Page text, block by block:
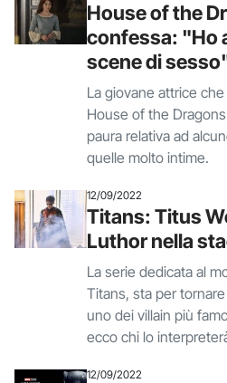
House of the
confessa: "Ho
scene di
La giovane attrice
House of the
paura relativa ad
quelle molto intime.
12/09/2022
Titans: Titus
Luthor nella
La serie dedicata al
Titans, sta per
uno dei villain più
ecco chi lo
12/09/2022